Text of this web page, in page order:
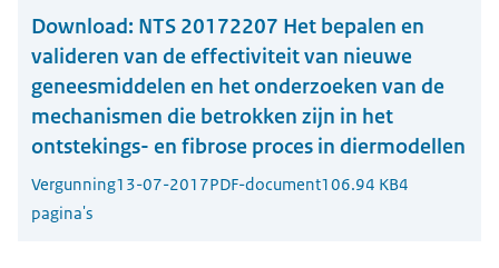
Download: NTS 20172207 Het bepalen en
valideren van de effectiviteit van nieuwe
geneesmiddelen en het onderzoeken van de
mechanismen die betrokken zijn in het
ontstekings- en fibrose proces in diermodellen
Vergunning13-07-2017PDF-document106.94 KB4
pagina's